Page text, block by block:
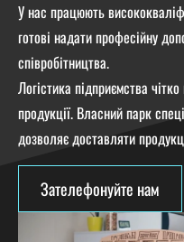
У нас працюють
готові надати професійну
співробітництва.
Логістика підприємства
продукції. Власний парк
дозволяє доставляти
Зателефонуйте нам